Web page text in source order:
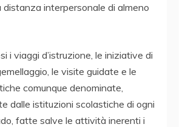
distanza interpersonale di almeno
i viaggi d’istruzione, le iniziative di
le visite guidate e le
comunque denominate,
dalle istituzioni scolastiche di ogni
fatte salve le attività inerenti i